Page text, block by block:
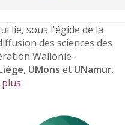
lie, sous l'égide de la
des sciences des
Wallonie-
, UMons et UNamur.
.